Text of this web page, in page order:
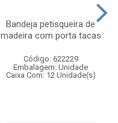
Bandeja petisqueira de
madeira com porta tacas
Código: 622229
Embalagem: Unidade
Caixa Com: 12 Unidade(s)